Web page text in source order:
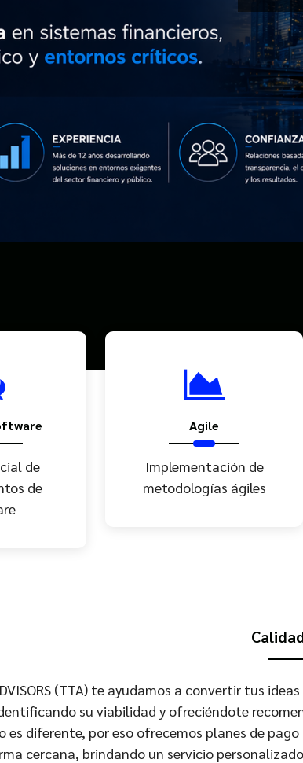
de
de
Agile
Implementación de
metodologías ágiles
(TTA) te ayudamos a convertir tus
su viabilidad y ofreciéndote
es diferente, por eso ofrecemos planes de
cercana, brindando un servicio